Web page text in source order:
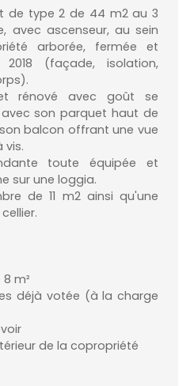
de type 2 de 44 m2 au 3
avec ascenseur, au sein
arborée, fermée et
(façade, isolation,
rénové avec goût se
son parquet haut de
balcon offrant une vue
vis.
toute équipée et
sur une loggia.
de 11 m2 ainsi qu'une
m²
déjà votée (à la charge
de la copropriété